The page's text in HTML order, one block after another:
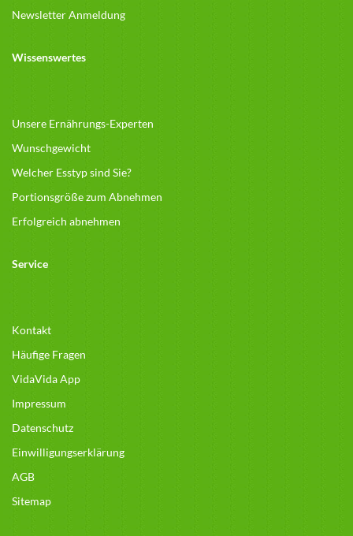
Newsletter Anmeldung
Wissenswertes
Unsere Ernährungs-Experten
Wunschgewicht
Welcher Esstyp sind Sie?
Portionsgröße zum Abnehmen
Erfolgreich abnehmen
Service
Kontakt
Häufige Fragen
VidaVida App
Impressum
Datenschutz
Einwilligungserklärung
AGB
Sitemap